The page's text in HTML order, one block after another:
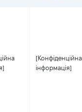
[Конфіденційна
інформація]